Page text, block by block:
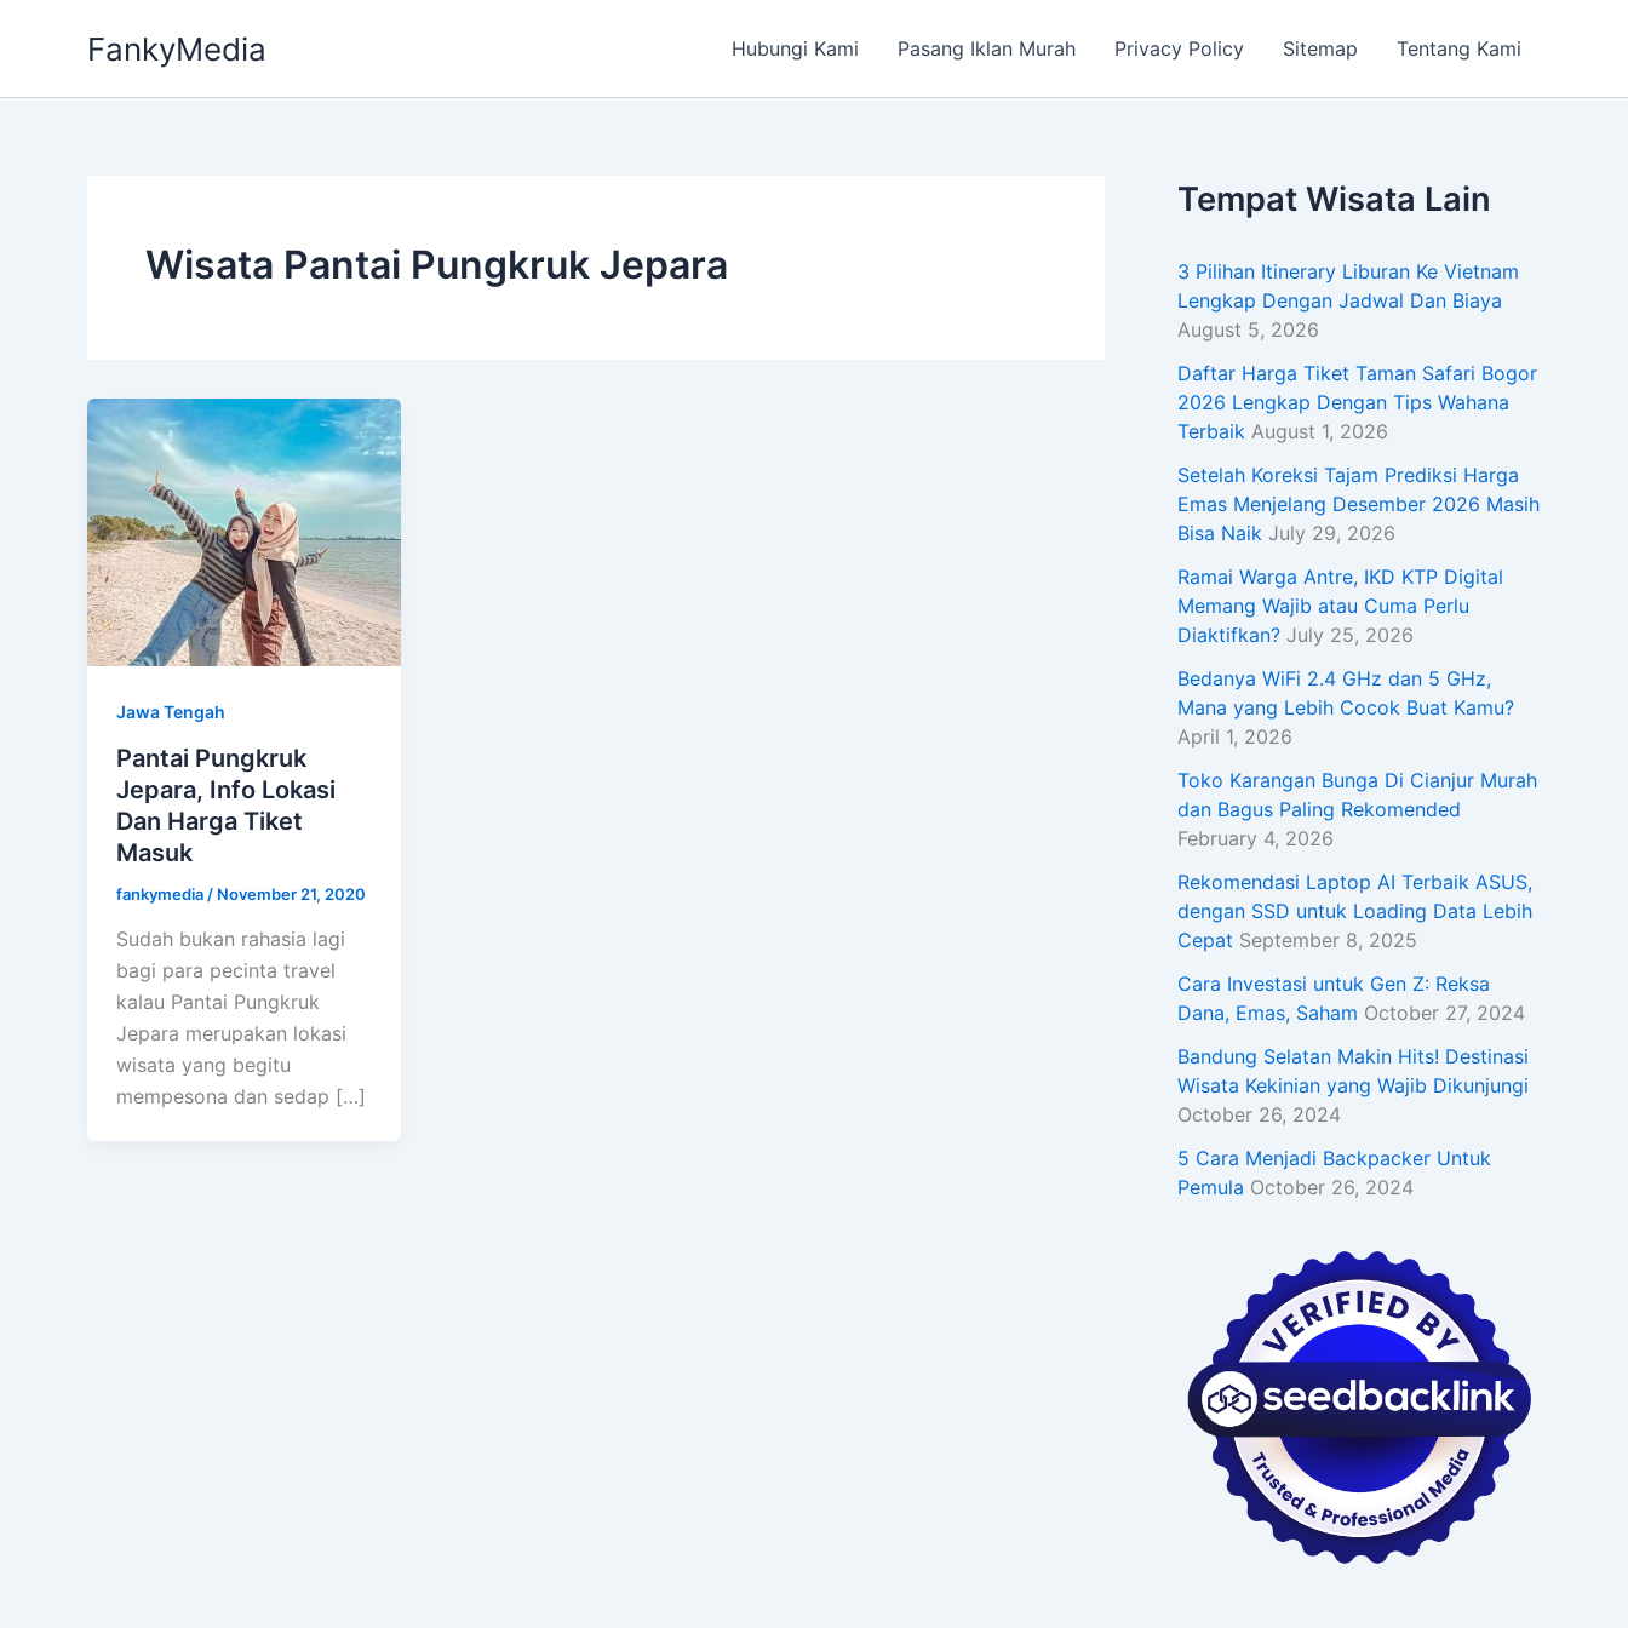
FankyMedia Hubungi Kami Pasang Iklan Murah Privacy Policy Sitemap Tentang Kami
Wisata Pantai Pungkruk Jepara
Jawa Tengah
Pantai Pungkruk
Jepara, Info Lokasi
Dan Harga Tiket
Masuk
fankymedia / November 21, 2020
Sudah bukan rahasia lagi
bagi para pecinta travel
kalau Pantai Pungkruk
Jepara merupakan lokasi
wisata yang begitu
mempesona dan sedap […]
Tempat Wisata Lain
3 Pilihan Itinerary Liburan Ke Vietnam
Lengkap Dengan Jadwal Dan Biaya
August 5, 2026
Daftar Harga Tiket Taman Safari Bogor
2026 Lengkap Dengan Tips Wahana
Terbaik August 1, 2026
Setelah Koreksi Tajam Prediksi Harga
Emas Menjelang Desember 2026 Masih
Bisa Naik July 29, 2026
Ramai Warga Antre, IKD KTP Digital
Memang Wajib atau Cuma Perlu
Diaktifkan? July 25, 2026
Bedanya WiFi 2.4 GHz dan 5 GHz,
Mana yang Lebih Cocok Buat Kamu?
April 1, 2026
Toko Karangan Bunga Di Cianjur Murah
dan Bagus Paling Rekomended
February 4, 2026
Rekomendasi Laptop AI Terbaik ASUS,
dengan SSD untuk Loading Data Lebih
Cepat September 8, 2025
Cara Investasi untuk Gen Z: Reksa
Dana, Emas, Saham October 27, 2024
Bandung Selatan Makin Hits! Destinasi
Wisata Kekinian yang Wajib Dikunjungi
October 26, 2024
5 Cara Menjadi Backpacker Untuk
Pemula October 26, 2024